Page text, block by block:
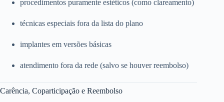
procedimentos puramente estéticos (como clareamento)
técnicas especiais fora da lista do plano
implantes em versões básicas
atendimento fora da rede (salvo se houver reembolso)
Carência, Coparticipação e Reembolso